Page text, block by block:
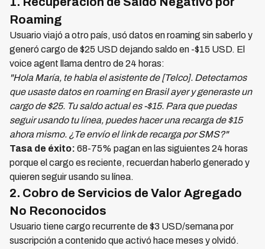
Roaming
Usuario viajó a otro país, usó datos en roaming sin saberlo y
generó cargo de $25 USD dejando saldo en -$15 USD. El
voice agent llama dentro de 24 horas:
"Hola María, te habla el asistente de [Telco]. Detectamos
que usaste datos en roaming en Brasil ayer y generaste un
cargo de $25. Tu saldo actual es -$15. Para que puedas
seguir usando tu línea, puedes hacer una recarga de $15
ahora mismo. ¿Te envío el link de recarga por SMS?"
Tasa de éxito: 68-75% pagan en las siguientes 24 horas
porque el cargo es reciente, recuerdan haberlo generado y
quieren seguir usando su línea.
2. Cobro de Servicios de Valor Agregado
No Reconocidos
Usuario tiene cargo recurrente de $3 USD/semana por
suscripción a contenido que activó hace meses y olvidó.